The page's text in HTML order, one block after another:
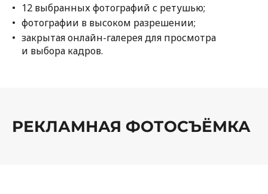
12 выбранных фотографий с ретушью;
фотографии в высоком разрешении;
закрытая онлайн-галерея для просмотра
и выбора кадров.
РЕКЛАМНАЯ ФОТОСЪЁМКА